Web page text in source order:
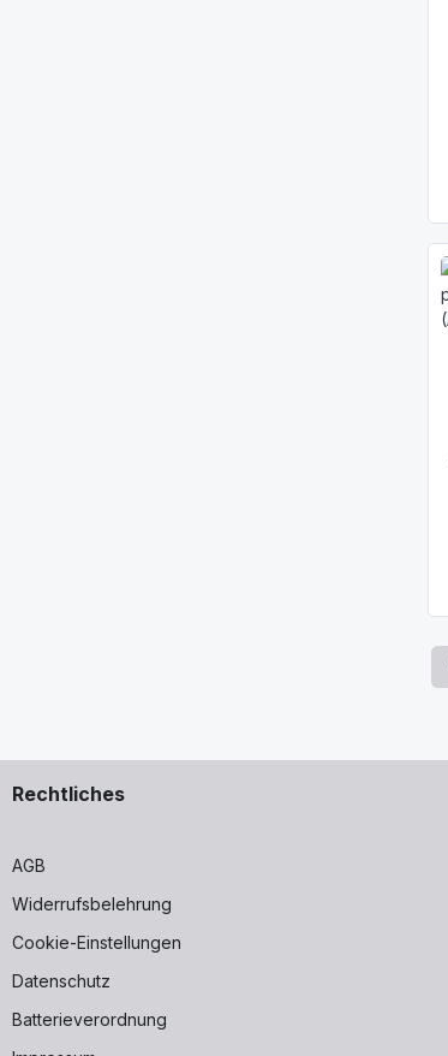
Rechtliches
AGB
Widerrufsbelehrung
Cookie-Einstellungen
Datenschutz
Batterieverordnung